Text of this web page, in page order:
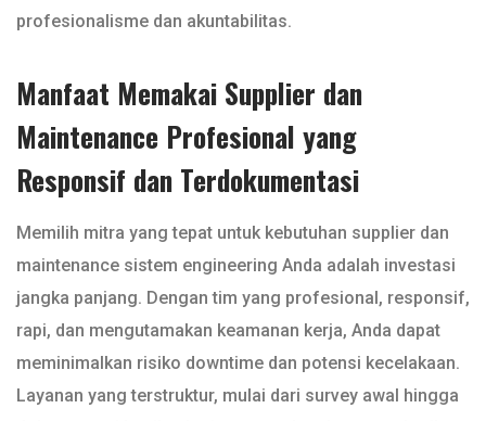
profesionalisme dan akuntabilitas.
Manfaat Memakai Supplier dan
Maintenance Profesional yang
Responsif dan Terdokumentasi
Memilih mitra yang tepat untuk kebutuhan supplier dan
maintenance sistem engineering Anda adalah investasi
jangka panjang. Dengan tim yang profesional, responsif,
rapi, dan mengutamakan keamanan kerja, Anda dapat
meminimalkan risiko downtime dan potensi kecelakaan.
Layanan yang terstruktur, mulai dari survey awal hingga